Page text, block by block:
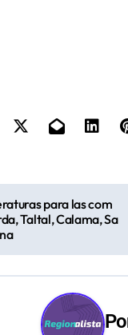
para las com
Taltal, Calama, Sa